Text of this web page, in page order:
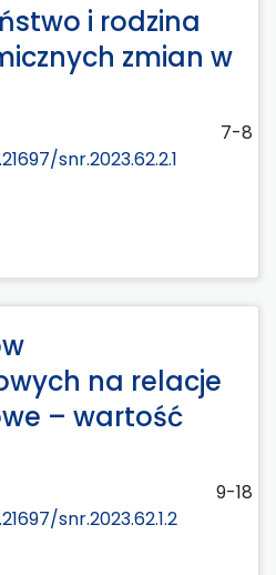
i rodzina
zmian w
7-8
snr.2023.62.2.1
na relacje
– wartość
9-18
snr.2023.62.1.2